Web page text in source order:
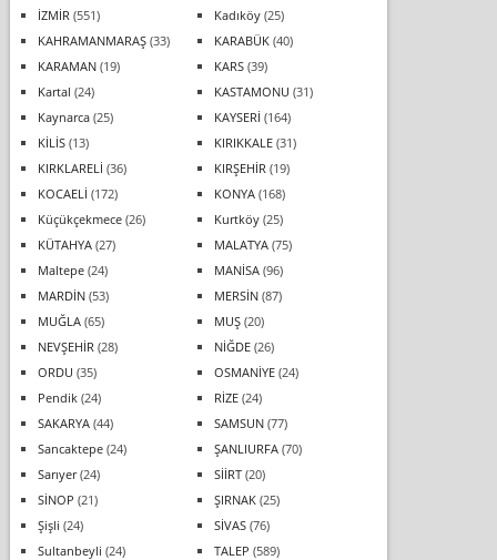
İZMİR (551) Kadıköy(25)
KAHRAMANMARAŞ(33) KARABÜK(40)
KARAMAN(19) KARS(39)
Kartal (24) KASTAMONU (31)
Kaynarca(25) KAYSERİ (164)
KİLİS(13) KIRIKKALE(31)
KIRKLARELİ (36) KIRŞEHİR (19)
KOCAELİ (172) KONYA(168)
Küçükçekmece(26) Kurtköy(25)
KÜTAHYA(27) MALATYA(75)
Maltepe(24) MANİSA(96)
MARDİN(53) MERSİN(87)
MUĞLA(65) MUŞ(20)
NEVŞEHİR (28) NİĞDE(26)
ORDU (35) OSMANİYE(24)
Pendik(24) RİZE(24)
SAKARYA(44) SAMSUN(77)
Sancaktepe(24) ŞANLIURFA(70)
Sarıyer(24) SİİRT(20)
SİNOP (21) ŞIRNAK(25)
Şişli (24) SİVAS(76)
Sultanbeyli (24) TALEP (589)